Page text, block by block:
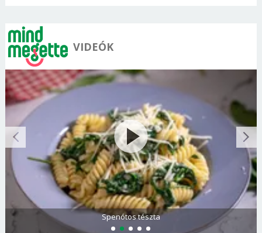
VIDEÓK
Spenótos tészta